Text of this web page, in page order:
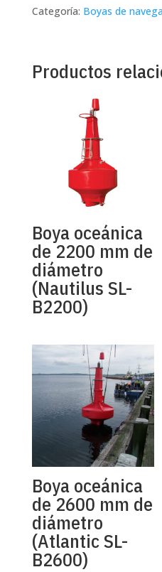
Categoría: Boyas de
Productos
Boya oceánica
de 2200 mm de
diámetro
(Nautilus SL-
B2200)
Boya oceánica
de 2600 mm de
diámetro
(Atlantic SL-
B2600)